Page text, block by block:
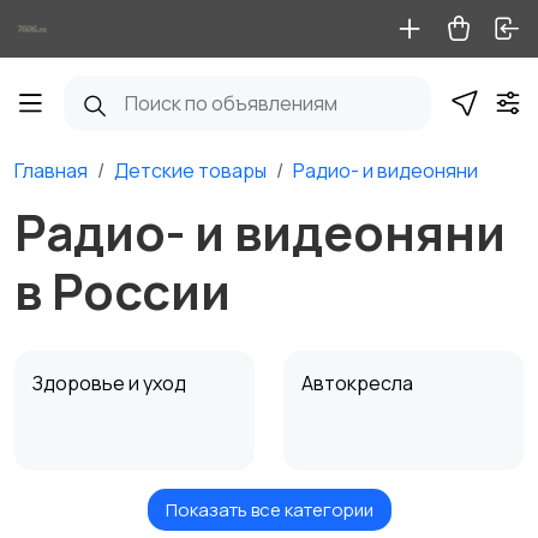
Главная Детские товары Радио- и видеоняни
Радио- и видеоняни
в России
Здоровье и уход Автокресла
Игрушки и игры Коляски
Показать все категории